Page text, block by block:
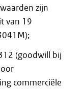
zijn
van 19
(goodwill bij
commerciële